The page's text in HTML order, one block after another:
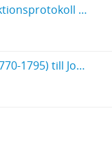
Elisabeth Funck (1698-1707): Obduktionsprotokoll av provinsialläkare Per Elfving
Johanna Funck (1711-1796): Brev (1770-1795) till Johanna Funck. Franska skrivövningar av Johanna Funck. Fröken Johanna Funck, Räkenskaper, bouppteckning med mera